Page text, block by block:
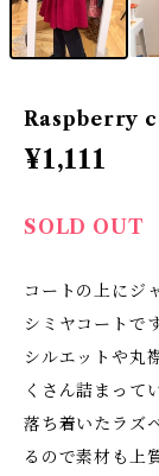
Raspberry
¥1,111
SOLD OUT
コートの上にジ
シミヤコートです
シルエットや丸
くさん詰まって
落ち着いたラズ
るので素材も上